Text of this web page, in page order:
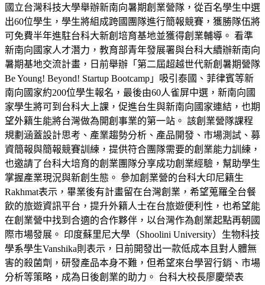
國立台灣科技大學舉辦新南向暑期創業營隊，從百名學生中選
出60位學生，學生將組成跨國團隊進行簡報競賽，獲勝隊伍將
可免費半年進駐台科大新創培育基地並獲得創業輔導。 看準
新南向國家人才潛力，教育部青年發展署與台科大續辦新南向
暑期基地交流計畫，日前舉辦「第二屆超越世代新創暑期營隊
Be Young! Beyond! Startup Bootcamp」吸引泰國、菲律賓等新
南向國家約200位學生報名，最後由60人雀屏中選，新南向國
家學生將可到台科大上課，促進台生與新南向國家連結，也期
望外籍生能將台灣做為開創事業的第一站。 該創業營隊課程
規劃涵蓋設計思考、產業趨勢分析、產品開發、市場測試、募
資簡報與簡報競賽訓練，提供符合團隊需要的創業能力訓練，
也邀請了台科大培育的創業團隊分享成功創業經驗，幫助學生
掌握產業現況與新創生態。 參加創業營的台科大印尼籍生
Rakhmat表示，畢業後有計畫留在台灣創業，希望蒐羅全台餐
飲的旅遊資訊平台，提升外籍人士在台旅遊便利性，也希望能
在創業營中找到合適的合作夥伴，以台灣作為創業起點再朝國
際市場發展。 印度蘇里尼大學（Shoolini University）生物科技
學系學生Vanshika則表示，日前開發出一款低成本且對人體無
害的殺菌劑，研發產品本身不難，但希望來台學習行銷、市場
分析等策略，成為日後創業的助力。 台科大校長廖慶榮表